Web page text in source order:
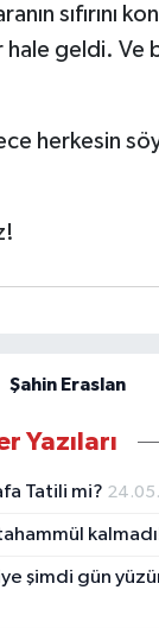
sıfırını
hale geldi. Ve
herkesin
Şahin Eraslan
Yazıları
Tatili mi?
şimdi gün